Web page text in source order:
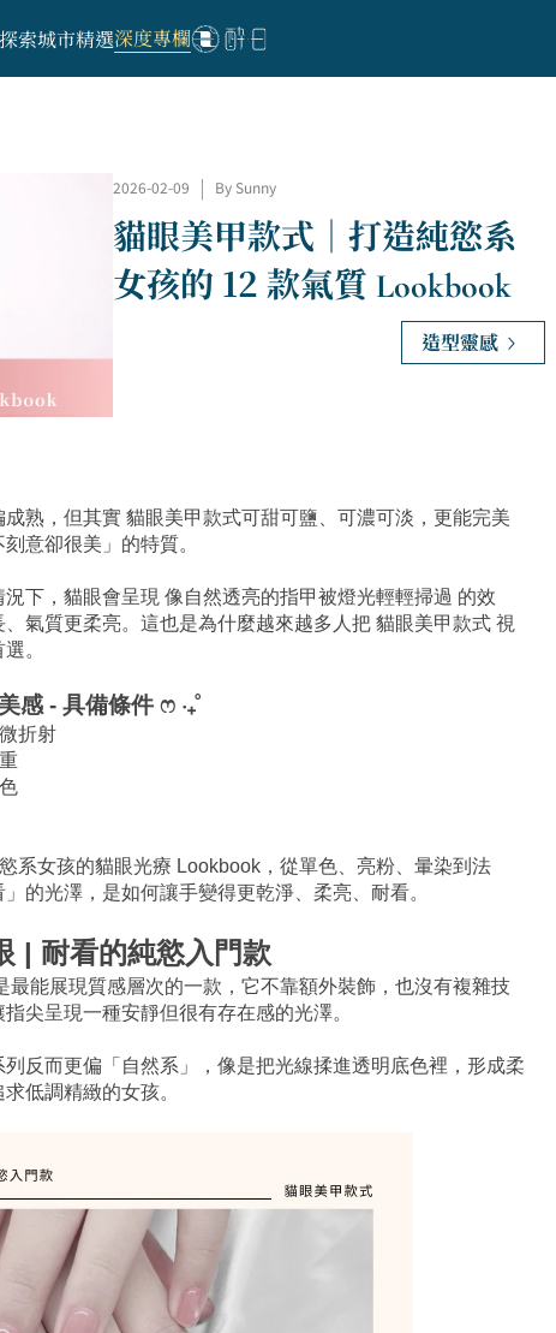
索城市精選深度專欄
2026-02-09 By Sunny
貓眼美甲款式｜打造純慾系
女孩的 12 款氣質 Lookbook
造型靈感
熟，但其實 貓眼美甲款式可甜可鹽、可濃可淡，更能完美
意卻很美」的特質。
下，貓眼會呈現 像自然透亮的指甲被燈光輕輕掃過 的效
氣質更柔亮。這也是為什麼越來越多人把 貓眼美甲款式 視
。
感 - 具備條件 ෆ ‧₊˚
折射
系女孩的貓眼光療 Lookbook，從單色、亮粉、暈染到法
的光澤，是如何讓手變得更乾淨、柔亮、耐看。
| 耐看的純慾入門款
最能展現質感層次的一款，它不靠額外裝飾，也沒有複雜技
尖呈現一種安靜但很有存在感的光澤。
反而更偏「自然系」，像是把光線揉進透明底色裡，形成柔
低調精緻的女孩。